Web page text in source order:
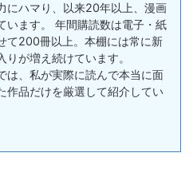
にハマり、以来20年以上、漫画
います。 年間購読数は電子・紙
て200冊以上。本棚には常に新
りが増え続けています。
は、私が実際に読んで本当に面
作品だけを厳選して紹介してい